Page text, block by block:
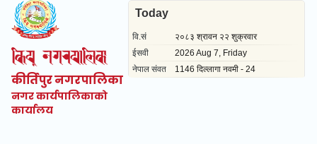
कीर्तिपुर नगरपालिका
नगर कार्यपालिकाको
कार्यालय